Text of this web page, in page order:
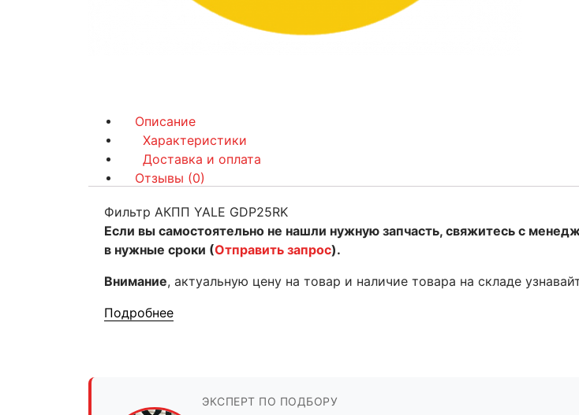
Описание
Характеристики
Доставка и оплата
Отзывы (0)
Фильтр АКПП YALE GDP25RK
Если вы самостоятельно не нашли нужную запчасть, свяжитесь с
в нужные сроки (Отправить запрос).
Внимание, актуальную цену на товар и наличие товара на складе
Подробнее
ЭКСПЕРТ ПО ПОДБОРУ